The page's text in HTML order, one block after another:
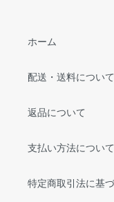
ホーム
配送・送料について
返品について
支払い方法について
特定商取引法に基